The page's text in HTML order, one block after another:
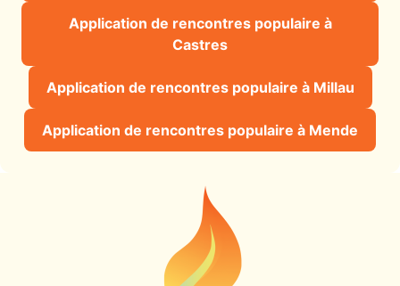
Application de rencontres populaire à
Castres
Application de rencontres populaire à Millau
Application de rencontres populaire à Mende